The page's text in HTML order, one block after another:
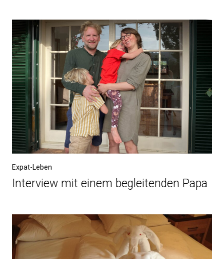
Expat-Leben
Interview mit einem begleitenden Papa